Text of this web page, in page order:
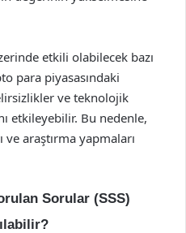
etkili olabilecek bazı
para piyasasındaki
ve teknolojik
etkileyebilir. Bu nedenle,
ve araştırma yapmaları
Sorular (SSS)